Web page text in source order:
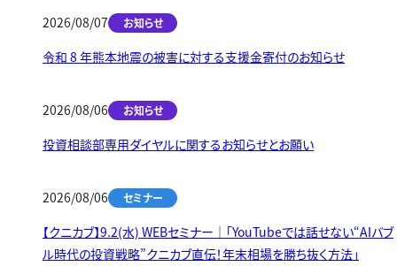
2026/08/07 お知らせ
令和 8 年熊本地震の被害に対する支援金寄付のお知らせ
2026/08/06 お知らせ
投資相談部専用ダイヤルに関するお知らせとお願い
2026/08/06 セミナー
【クニカブ】9.2(水) WEBセミナー｜「YouTubeでは話せない“AIバブ
ル時代の投資戦略”クニカブ直伝！年末相場を勝ち抜く方法」